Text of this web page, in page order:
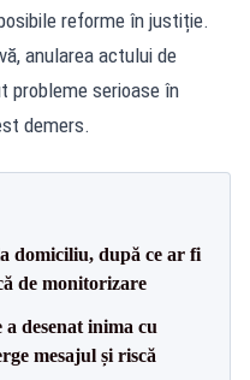
reforme în justiție.
anularea actului de
probleme serioase în
demers.
domiciliu, după ce ar fi
de monitorizare
desenat inima cu
mesajul și riscă